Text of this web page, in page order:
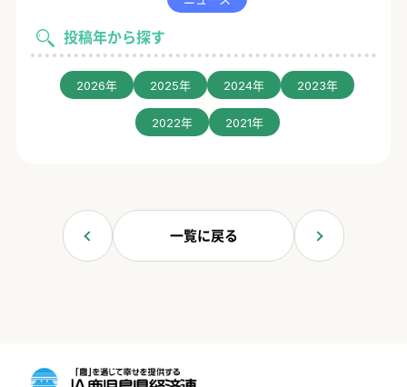
投稿年から探す
2026年 2025年 2024年 2023年
2022年 2021年
一覧に戻る